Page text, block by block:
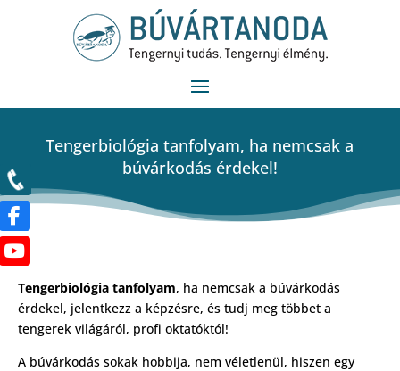
Tengerbiológia tanfolyam, ha nemcsak a
búvárkodás érdekel!
Tengerbiológia tanfolyam, ha nemcsak a búvárkodás
érdekel, jelentkezz a képzésre, és tudj meg többet a
tengerek világáról, profi oktatóktól!
A búvárkodás sokak hobbija, nem véletlenül, hiszen egy